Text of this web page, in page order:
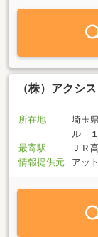
す。皆様の希望物
を電話かメールに
を満たす物件が見
す。また、競売及
にご相談頂ければ
（株）アク
所在地
埼玉
ル １
最寄駅
ＪＲ
情報提供元
アッ